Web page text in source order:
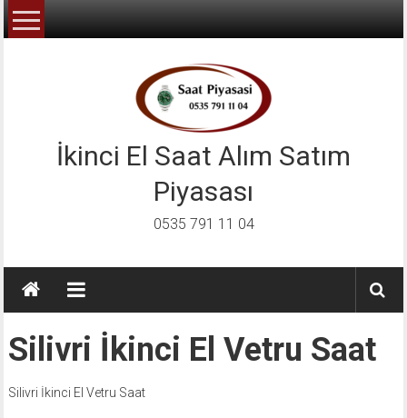
İçeriğe
geç
İkinci El Saat Alım Satım
Piyasası
0535 791 11 04
Silivri İkinci El Vetru Saat
Silivri İkinci El Vetru Saat